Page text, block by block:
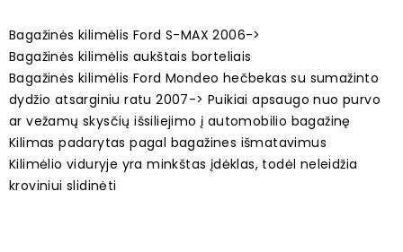
Bagažinės kilimėlis Ford S-MAX 2006->
Bagažinės kilimėlis aukštais borteliais
Bagažinės kilimėlis Ford Mondeo hečbekas su sumažinto
dydžio atsarginiu ratu 2007-> Puikiai apsaugo nuo purvo
ar vežamų skysčių išsiliejimo į automobilio bagažinę
Kilimas padarytas pagal bagažines išmatavimus
Kilimėlio viduryje yra minkštas įdėklas, todėl neleidžia
kroviniui slidinėti